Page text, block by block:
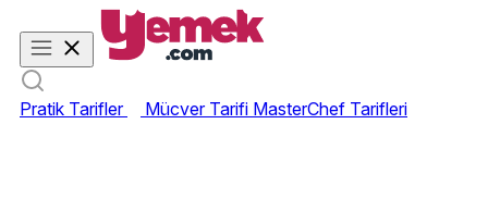
Pratik Tarifler Mücver Tarifi MasterChef Tarifleri